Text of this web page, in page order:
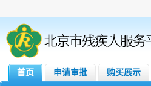
首页 申请审批 购买展示